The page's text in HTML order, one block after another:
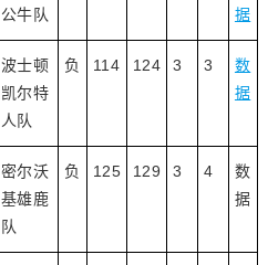
公牛队
据
波士顿
凯尔特
人队
负 114 124 3 3
数
据
密尔沃
基雄鹿
队
负 125 129 3 4
数
据